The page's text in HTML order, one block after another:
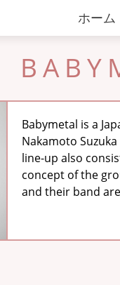
ホーム
Babymetal is a
Nakamoto
line-up also
concept of the
and their band